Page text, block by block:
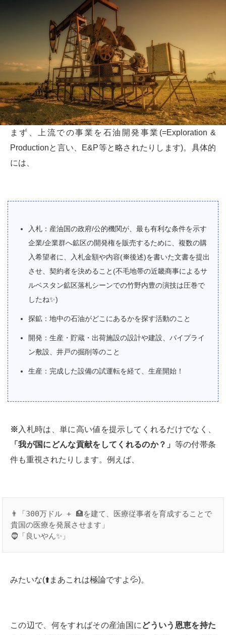
まず、上流での事業を石油開発事業(=Exploration &
Productionと言い、E&P等と略されたりします)。具体的
には、
入札：産油国の政府/公的機関が、最も有利な条件を示す
企業/企業群へ鉱区の開発権を販売するために、複数の購
入希望者に、入札金額や内容(※後述)を書いた文書を提出
させ、契約者を決めること(不毛地帯の近畿商事によるサ
ルベスタン鉱区落札シーンでの竹野内豊の演技は圧巻で
したね✨)
探鉱：地中の石油がどこにあるかを探す活動のこと
開発：生産・貯蔵・出荷施設の設計や建設、パイプライ
ン敷設、井戸の掘削等のこと
生産：完成した設備の試運転を経て、生産開始！
※ 入札時は、単に高い値を提示してくれるだけでなく、
「我が国にどんな貢献をしてくれるのか？」 等の付帯条
件も重視されたりします。例えば、
👨「300万ドル + 🏥を建て、医療従事者を育成することで
貴国の医療を発展させます」
🧔「良いやん✨」
みたいな(⬆️まあこれは極論ですよ💦)。
この辺で、何をすればその産油国に どういう恩恵を持た